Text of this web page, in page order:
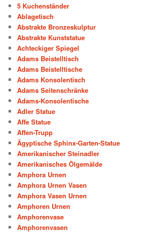
5 Kuchenständer
Ablagetisch
Abstrakte Bronzeskulptur
Abstrakte Kunststatue
Achteckiger Spiegel
Adams Beistelltisch
Adams Beistelltische
Adams Konsolentisch
Adams Seitenschränke
Adams-Konsolentische
Adler Statue
Affe Statue
Affen-Trupp
Ägyptische Sphinx-Garten-Statue
Amerikanischer Steinadler
Amerikanisches Ölgemälde
Amphora Urnen
Amphora Urnen Vasen
Amphora Vasen Urnen
Amphoren Urnen
Amphorenvase
Amphorenvasen